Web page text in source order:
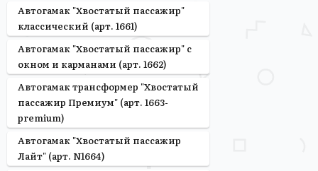
Автогамак "Хвостатый пассажир"
классический (арт. 1661)
Автогамак "Хвостатый пассажир" с
окном и карманами (арт. 1662)
Автогамак трансформер "Хвостатый
пассажир Премиум" (арт. 1663-
premium)
Автогамак "Хвостатый пассажир
Лайт" (арт. N1664)